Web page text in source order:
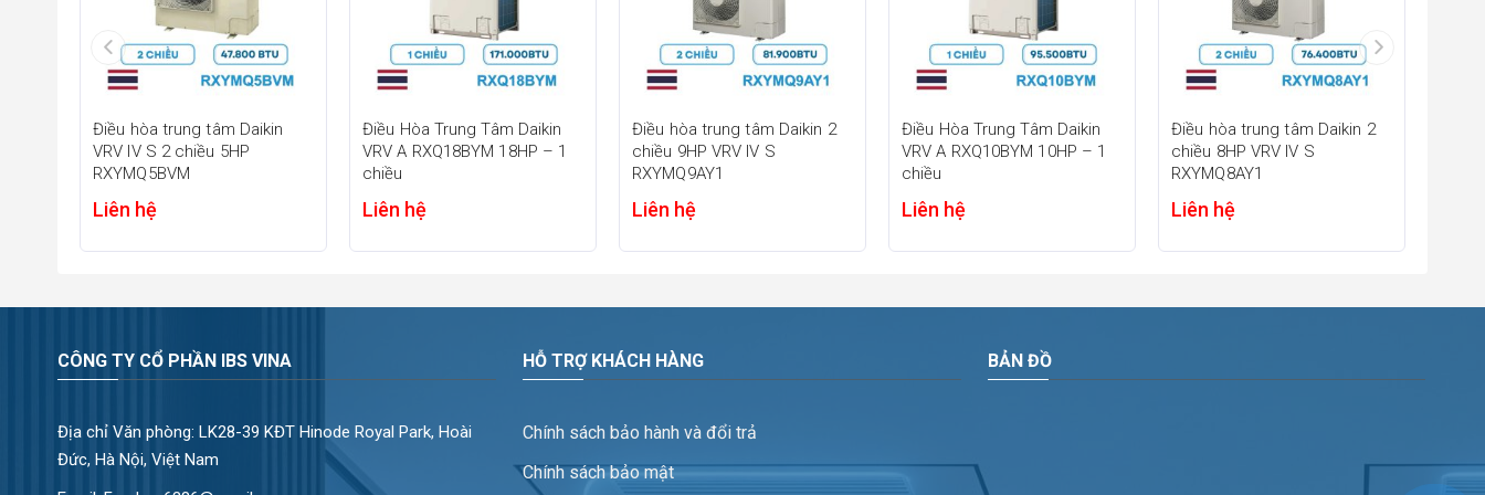
trình hiện đại.
Lắp đặt linh hoạt với đường ống dài
cao tầng và công trình diện tích lớn.
Hoạt động ổn định trong môi trường nhiệt độ cao
Daikin VRV VI có khả năng vận hành ổn định trong điều kiện nhiệt độ ngoài trời lên đến khoảng 52°C, phù hợp với khí hậu nóng tại Việt
Điều hòa trung tâm Daikin
VRV IV S 2 chiều 5HP
RXYMQ5BVM
Liên hệ
Điều Hòa Trung Tâm Daikin
VRV A RXQ18BYM 18HP – 1
chiều
Liên hệ
Điều hòa trung tâm Daikin 2
chiều 9HP VRV IV S
RXYMQ9AY1
Liên hệ
Điều Hòa Trung Tâm Daikin
VRV A RXQ10BYM 10HP – 1
chiều
Liên hệ
Điều hòa trung tâm Daikin 2
chiều 8HP VRV IV S
RXYMQ8AY1
Liên hệ
CÔNG TY CỔ PHẦN IBS VINA
Địa chỉ Văn phòng: LK28-39 KĐT Hinode Royal Park, Hoài
Đức, Hà Nội, Việt Nam
HỖ TRỢ KHÁCH HÀNG
Chính sách bảo hành và đổi trả
Chính sách bảo mật
BẢN ĐỒ